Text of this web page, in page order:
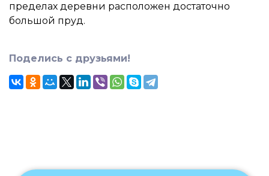
пределах деревни расположен достаточно
большой пруд.
Поделись с друзьями!